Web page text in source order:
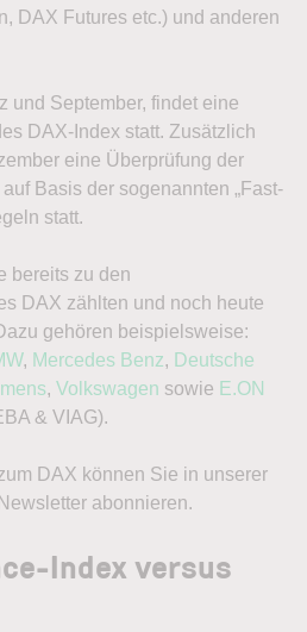
DAX Futures etc.) und anderen
und September, findet eine
DAX-Index statt. Zusätzlich
eine Überprüfung der
Basis der sogenannten „Fast-
statt.
bereits zu den
DAX zählten und noch heute
gehören beispielsweise:
, Mercedes Benz, Deutsche
, Volkswagen sowie E.ON
& VIAG).
DAX können Sie in unserer
abonnieren.
Index versus